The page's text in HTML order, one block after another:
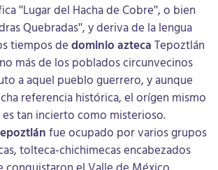
"Lugar del Hacha de Cobre", o bien
Quebradas", y deriva de la lengua
tiempos de dominio azteca Tepoztlán
más de los poblados circunvecinos
a aquel pueblo guerrero, y aunque
referencia histórica, el orígen mismo
tan incierto como misterioso.
fue ocupado por varios grupos
tolteca-chichimecas encabezados